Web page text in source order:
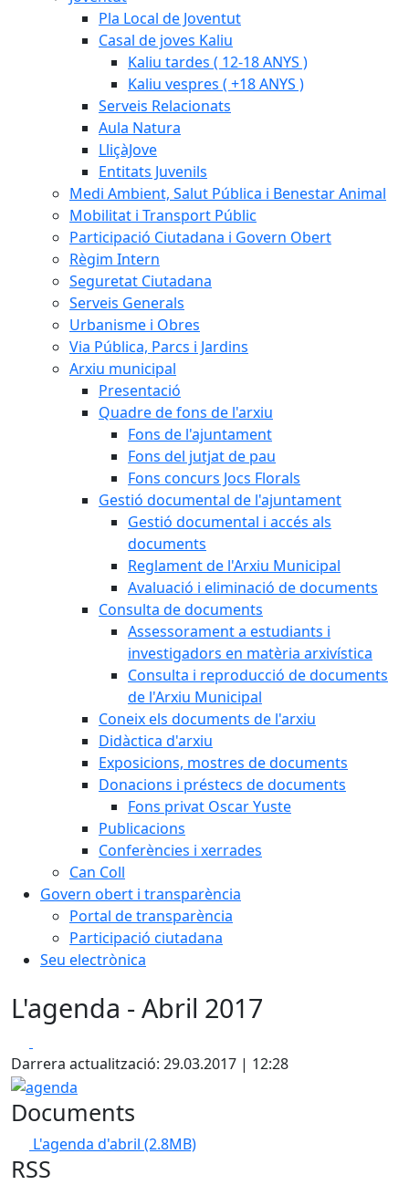
Pla Local de Joventut
Casal de joves Kaliu
Kaliu tardes ( 12-18 ANYS )
Kaliu vespres ( +18 ANYS )
Serveis Relacionats
Aula Natura
LliçàJove
Entitats Juvenils
Medi Ambient, Salut Pública i Benestar Animal
Mobilitat i Transport Públic
Participació Ciutadana i Govern Obert
Règim Intern
Seguretat Ciutadana
Serveis Generals
Urbanisme i Obres
Via Pública, Parcs i Jardins
Arxiu municipal
Presentació
Quadre de fons de l'arxiu
Fons de l'ajuntament
Fons del jutjat de pau
Fons concurs Jocs Florals
Gestió documental de l'ajuntament
Gestió documental i accés als
documents
Reglament de l'Arxiu Municipal
Avaluació i eliminació de documents
Consulta de documents
Assessorament a estudiants i
investigadors en matèria arxivística
Consulta i reproducció de documents
de l'Arxiu Municipal
Coneix els documents de l'arxiu
Didàctica d'arxiu
Exposicions, mostres de documents
Donacions i préstecs de documents
Fons privat Oscar Yuste
Publicacions
Conferències i xerrades
Can Coll
Govern obert i transparència
Portal de transparència
Participació ciutadana
Seu electrònica
L'agenda - Abril 2017
Darrera actualització: 29.03.2017 | 12:28
agenda
Documents
L'agenda d'abril (2.8MB)
RSS